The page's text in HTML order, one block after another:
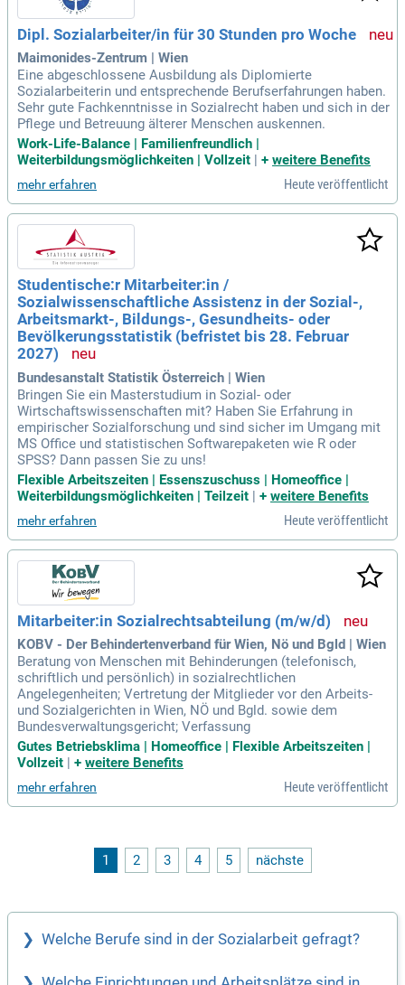
Dipl. Sozialarbeiter/in für 30 Stunden pro Woche
Maimonides-Zentrum | Wien
Eine abgeschlossene Ausbildung als Diplomierte
Sozialarbeiterin und entsprechende Berufserfahrungen haben.
Sehr gute Fachkenntnisse in Sozialrecht haben und sich in der
Pflege und Betreuung älterer Menschen auskennen.
Work-Life-Balance | Familienfreundlich |
Weiterbildungsmöglichkeiten | Vollzeit
+ weitere Benefits
mehr erfahren Heute veröffentlicht
Studentische:r Mitarbeiter:in /
Sozialwissenschaftliche Assistenz in der Sozial-,
Arbeitsmarkt-, Bildungs-, Gesundheits- oder
Bevölkerungsstatistik (befristet bis 28. Februar
2027)
Bundesanstalt Statistik Österreich | Wien
Bringen Sie ein Masterstudium in Sozial- oder
Wirtschaftswissenschaften mit? Haben Sie Erfahrung in
empirischer Sozialforschung und sind sicher im Umgang mit
MS Office und statistischen Softwarepaketen wie R oder
SPSS? Dann passen Sie zu uns!
Flexible Arbeitszeiten | Essenszuschuss | Homeoffice |
Weiterbildungsmöglichkeiten | Teilzeit | + weitere Benefits
mehr erfahren Heute veröffentlicht
Mitarbeiter:in Sozialrechtsabteilung (m/w/d)
KOBV - Der Behindertenverband für Wien, Nö und Bgld | Wien
Beratung von Menschen mit Behinderungen (telefonisch,
schriftlich und persönlich) in sozialrechtlichen
Angelegenheiten; Vertretung der Mitglieder vor den Arbeits-
und Sozialgerichten in Wien, NÖ und Bgld. sowie dem
Bundesverwaltungsgericht; Verfassung
Gutes Betriebsklima | Homeoffice | Flexible Arbeitszeiten |
Vollzeit | + weitere Benefits
mehr erfahren Heute veröffentlicht
1 2 3 4 5 nächste
Welche Berufe sind in der Sozialarbeit gefragt?